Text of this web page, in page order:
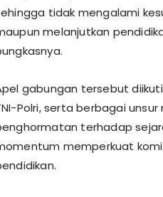
tidak mengalami
melanjutkan
gabungan tersebut
Polri, serta berbagai
terhadap
memperkuat